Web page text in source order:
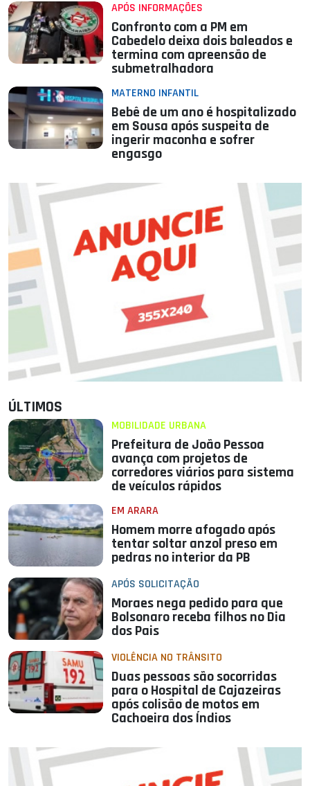
APÓS INFORMAÇÕES
Confronto com a PM em
Cabedelo deixa dois baleados e
termina com apreensão de
submetralhadora
MATERNO INFANTIL
Bebê de um ano é hospitalizado
em Sousa após suspeita de
ingerir maconha e sofrer
engasgo
ÚLTIMOS
MOBILIDADE URBANA
Prefeitura de João Pessoa
avança com projetos de
corredores viários para sistema
de veículos rápidos
EM ARARA
Homem morre afogado após
tentar soltar anzol preso em
pedras no interior da PB
APÓS SOLICITAÇÃO
Moraes nega pedido para que
Bolsonaro receba filhos no Dia
dos Pais
VIOLÊNCIA NO TRÂNSITO
Duas pessoas são socorridas
para o Hospital de Cajazeiras
após colisão de motos em
Cachoeira dos Índios